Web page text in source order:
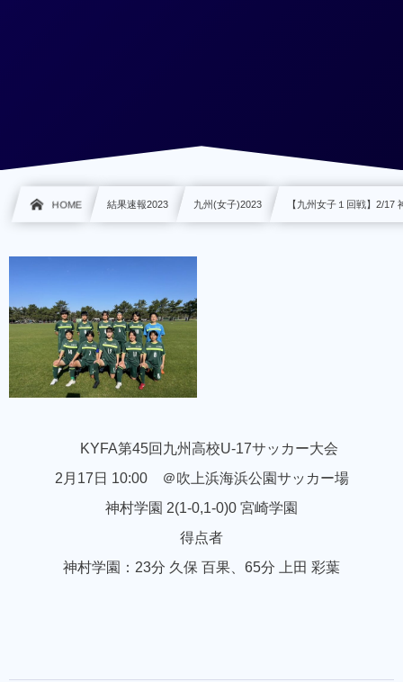
HOME 結果速報2023 九州(女子)2023 【九州女子１回戦】2/17
KYFA第45回九州高校U-17サッカー大会
2月17日 10:00 ＠吹上浜海浜公園サッカー場
神村学園 2(1-0,1-0)0 宮崎学園
得点者
神村学園：23分 久保 百果、65分 上田 彩葉